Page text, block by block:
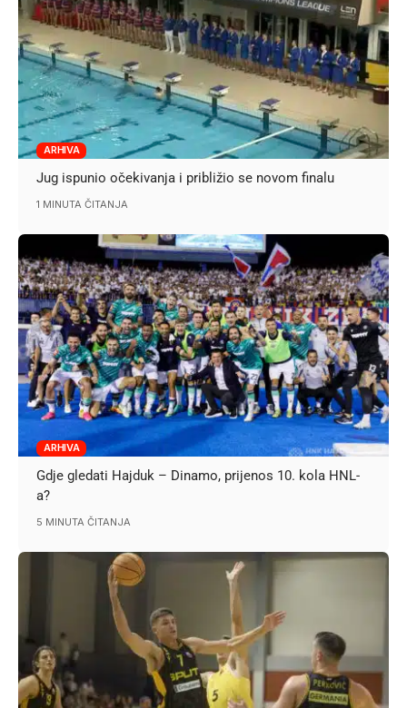
ARHIVA
Jug ispunio očekivanja i približio se novom finalu
1 MINUTA ČITANJA
ARHIVA
Gdje gledati Hajduk – Dinamo, prijenos 10. kola HNL-
a?
5 MINUTA ČITANJA